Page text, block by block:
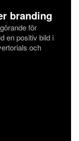
branding
för
en positiv bild i
och